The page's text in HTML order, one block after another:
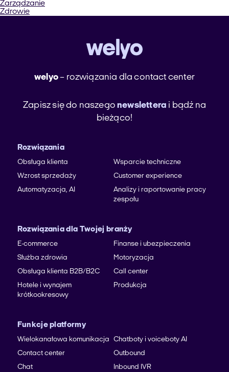
Zarządzanie
Zdrowie
welyo– rozwiązania dla contact center
Zapisz się do naszegonewslettera i bądź na
bieżąco!
Rozwiązania
Obsługa klienta
Wsparcie techniczne
Wzrost sprzedaży
Customer experience
Automatyzacja, AI
Analizy i raportowanie pracy
zespołu
Rozwiązania dla Twojej branży
E-commerce
Finanse i ubezpieczenia
Służba zdrowia
Motoryzacja
Obsługa klienta B2B/B2C
Call center
Hotele i wynajem
krótkookresowy
Produkcja
Funkcje platformy
Wielokanałowa komunikacja Chatboty i voiceboty AI
Contact center
Outbound
Chat
Inbound IVR